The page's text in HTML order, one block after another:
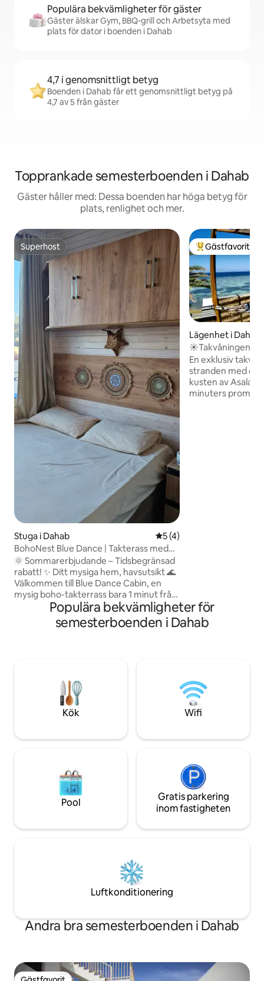
Populära bekvämligheter för gäster
Gäster älskar Gym, BBQ-grill och Arbetsyta med
plats för dator i boenden i Dahab
4,7 i genomsnittligt betyg
Boenden i Dahab får ett genomsnittligt betyg på
4,7 av 5 från gäster
Topprankade semesterboenden i Dahab
Gäster håller med: Dessa boenden har höga betyg för
plats, renlighet och mer.
Superhost
Superhost
Stuga i Dahab 5 av 5 i genomsnittligt
5 (4)
BohoNest Blue Dance | Takterass med
havsutsikt
🌞 Sommarerbjudande – Tidsbegränsad
rabatt! ✨ Ditt mysiga hem, havsutsikt 🌊
Välkommen till Blue Dance Cabin, en
mysig boho-takterrass bara 1 minut från
havet och Assala Market. Njut av
fantastisk havsutsikt, en bekväm
dubbelsäng, luftkonditionering, ett fullt
restauranger och butiker ligger bara
några steg bort. Perfekt för par,
ensamma resenärer och digitala
nomader som letar efter en fridfull,
Populär
Gästfavorit
Lägenhet i Dahab
☀Takvåningen
En exklusiv
stranden med
kusten av Asala-
minuters
Populära bekvämligheter för
semesterboenden i Dahab
Kök Wifi
Pool
Gratis parkering
inom fastigheten
Luftkonditionering
Andra bra semesterboenden i Dahab